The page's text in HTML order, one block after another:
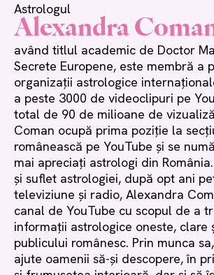
Astrologul
Alexandra
având titlul academic de Doctor
Secrete Europene, este membră a
organizații astrologice
a peste 3000 de videoclipuri pe
total de 90 de milioane de
Coman ocupă prima poziție la
românească pe YouTube și se
mai apreciați astrologi din
și suflet astrologiei, după opt ani
televiziune și radio, Alexandra
canal de YouTube cu scopul de a
informații astrologice oneste, clare
publicului românesc. Prin munca
ajute oamenii să-și descopere, în